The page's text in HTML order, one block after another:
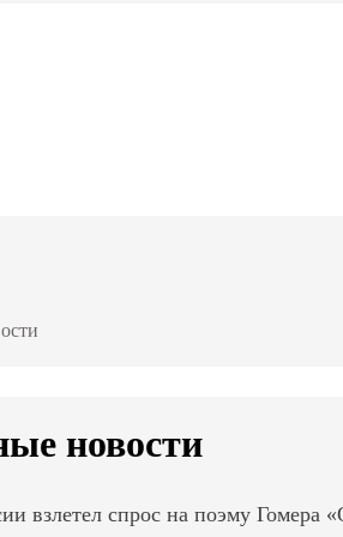
новости
взлетел спрос на поэму Гомера